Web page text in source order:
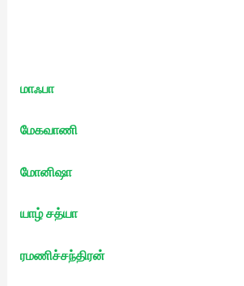
மாஃபா
மேகவாணி
மோனிஷா
யாழ் சத்யா
ரமணிச்சந்திரன்